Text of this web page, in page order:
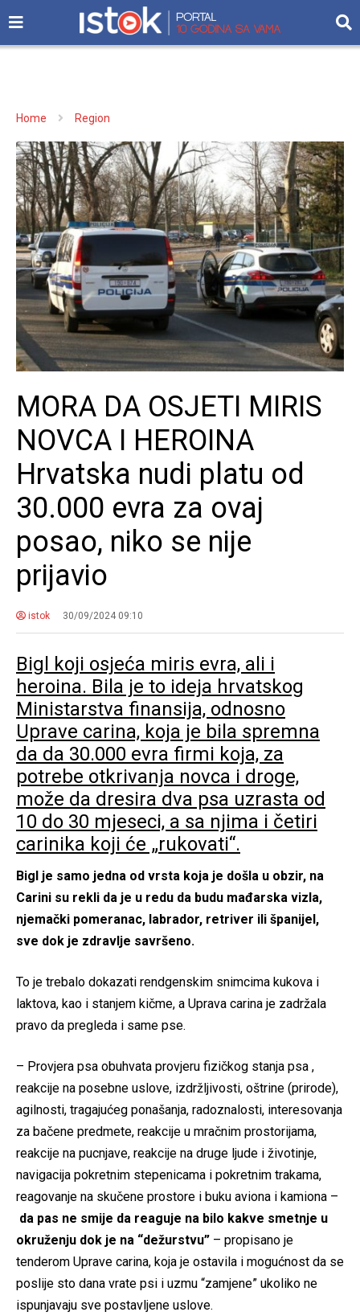
Home Region
MORA DA OSJETI MIRIS
NOVCA I HEROINA
Hrvatska nudi platu od
30.000 evra za ovaj
posao, niko se nije
prijavio
istok 30/09/2024 09:10
Bigl koji osjeća miris evra, ali i
heroina. Bila je to ideja hrvatskog
Ministarstva finansija, odnosno
Uprave carina, koja je bila spremna
da da 30.000 evra firmi koja, za
potrebe otkrivanja novca i droge,
može da dresira dva psa uzrasta od
10 do 30 mjeseci, a sa njima i četiri
carinika koji će „rukovati“.
Bigl je samo jedna od vrsta koja je došla u obzir, na
Carini su rekli da je u redu da budu mađarska vizla,
njemački pomeranac, labrador, retriver ili španijel,
sve dok je zdravlje savršeno.
To je trebalo dokazati rendgenskim snimcima kukova i
laktova, kao i stanjem kičme, a Uprava carina je zadržala
pravo da pregleda i same pse.
– Provjera psa obuhvata provjeru fizičkog stanja psa ,
reakcije na posebne uslove, izdržljivosti, oštrine (prirode),
agilnosti, tragajućeg ponašanja, radoznalosti, interesovanja
za bačene predmete, reakcije u mračnim prostorijama,
reakcije na pucnjave, reakcije na druge ljude i životinje,
navigacija pokretnim stepenicama i pokretnim trakama,
reagovanje na skučene prostore i buku aviona i kamiona –
da pas ne smije da reaguje na bilo kakve smetnje u
okruženju dok je na “dežurstvu” – propisano je
tenderom Uprave carina, koja je ostavila i mogućnost da se
poslije sto dana vrate psi i uzmu “zamjene” ukoliko ne
ispunjavaju sve postavljene uslove.